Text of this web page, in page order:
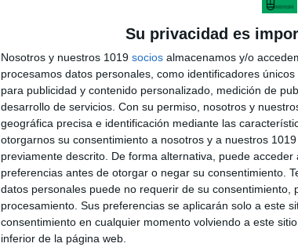
Su privacidad es
Nosotros y nuestros 1019 socios almacenamos y/o
procesamos datos personales, como identificadores
para publicidad y contenido personalizado, medición de
desarrollo de servicios. Con su permiso, nosotros y
geográfica precisa e identificación mediante las
otorgarnos su consentimiento a nosotros y a nuestros
previamente descrito. De forma alternativa, puede
preferencias antes de otorgar o negar su consentimiento.
datos personales puede no requerir de su
procesamiento. Sus preferencias se aplicarán solo a este
consentimiento en cualquier momento volviendo a este
inferior de la página web.